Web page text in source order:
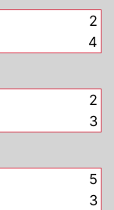
2
4
2
3
5
3